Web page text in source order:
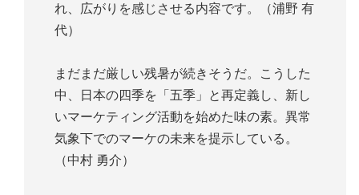
れ、広がりを感じさせる内容です。（浦野 有
代）
まだまだ厳しい残暑が続きそうだ。こうした
中、日本の四季を「五季」と再定義し、新し
いマーケティング活動を始めた味の素。異常
気象下でのマーケの未来を提示している。
（中村 勇介）